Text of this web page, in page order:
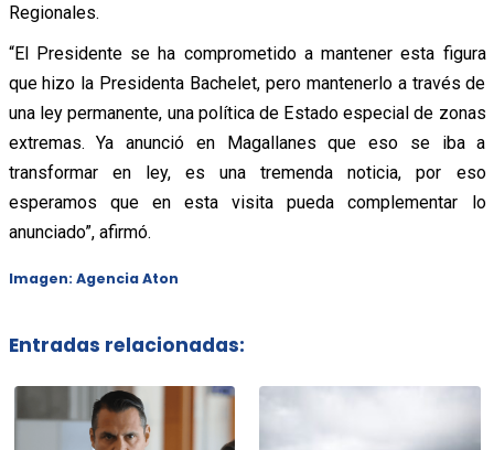
Regionales.
“El Presidente se ha comprometido a mantener esta figura
que hizo la Presidenta Bachelet, pero mantenerlo a través de
una ley permanente, una política de Estado especial de zonas
extremas. Ya anunció en Magallanes que eso se iba a
transformar en ley, es una tremenda noticia, por eso
esperamos que en esta visita pueda complementar lo
anunciado”, afirmó.
Imagen: Agencia Aton
Entradas relacionadas: